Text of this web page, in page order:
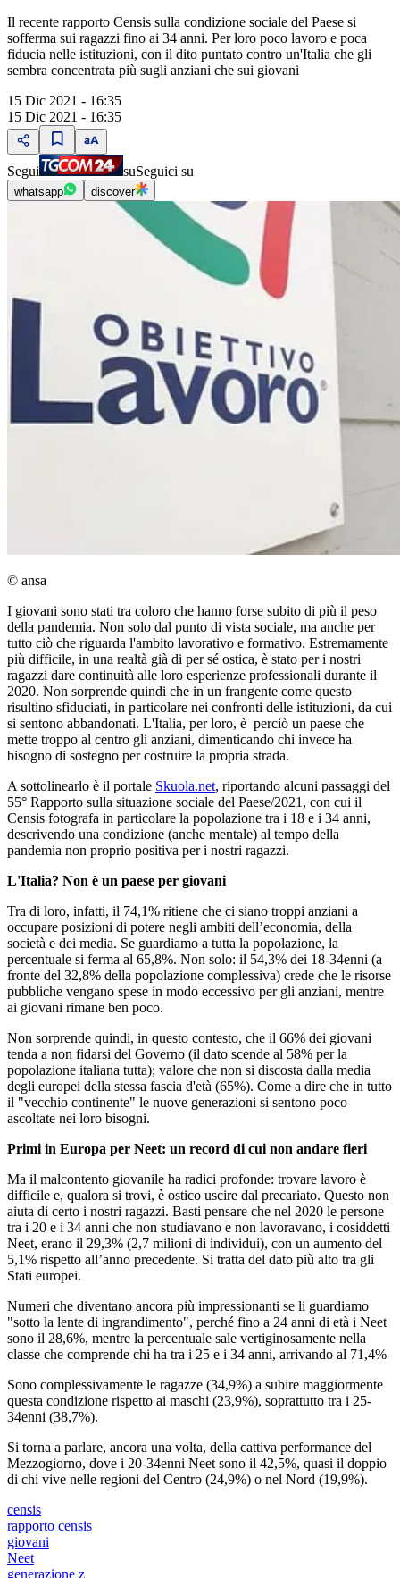
Il recente rapporto Censis sulla condizione sociale del Paese si
sofferma sui ragazzi fino ai 34 anni. Per loro poco lavoro e poca
fiducia nelle istituzioni, con il dito puntato contro un'Italia che gli
sembra concentrata più sugli anziani che sui giovani
15 Dic 2021 - 16:35
15 Dic 2021 - 16:35
Segui suSeguici su
whatsapp discover
© ansa
I giovani sono stati tra coloro che hanno forse subito di più il peso
della pandemia. Non solo dal punto di vista sociale, ma anche per
tutto ciò che riguarda l'ambito lavorativo e formativo. Estremamente
più difficile, in una realtà già di per sé ostica, è stato per i nostri
ragazzi dare continuità alle loro esperienze professionali durante il
2020. Non sorprende quindi che in un frangente come questo
risultino sfiduciati, in particolare nei confronti delle istituzioni, da cui
si sentono abbandonati. L'Italia, per loro, è perciò un paese che
mette troppo al centro gli anziani, dimenticando chi invece ha
bisogno di sostegno per costruire la propria strada.
A sottolinearlo è il portale Skuola.net, riportando alcuni passaggi del
55° Rapporto sulla situazione sociale del Paese/2021, con cui il
Censis fotografa in particolare la popolazione tra i 18 e i 34 anni,
descrivendo una condizione (anche mentale) al tempo della
pandemia non proprio positiva per i nostri ragazzi.
L'Italia? Non è un paese per giovani
Tra di loro, infatti, il 74,1% ritiene che ci siano troppi anziani a
occupare posizioni di potere negli ambiti dell’economia, della
società e dei media. Se guardiamo a tutta la popolazione, la
percentuale si ferma al 65,8%. Non solo: il 54,3% dei 18-34enni (a
fronte del 32,8% della popolazione complessiva) crede che le risorse
pubbliche vengano spese in modo eccessivo per gli anziani, mentre
ai giovani rimane ben poco.
Non sorprende quindi, in questo contesto, che il 66% dei giovani
tenda a non fidarsi del Governo (il dato scende al 58% per la
popolazione italiana tutta); valore che non si discosta dalla media
degli europei della stessa fascia d'età (65%). Come a dire che in tutto
il "vecchio continente" le nuove generazioni si sentono poco
ascoltate nei loro bisogni.
Primi in Europa per Neet: un record di cui non andare fieri
Ma il malcontento giovanile ha radici profonde: trovare lavoro è
difficile e, qualora si trovi, è ostico uscire dal precariato. Questo non
aiuta di certo i nostri ragazzi. Basti pensare che nel 2020 le persone
tra i 20 e i 34 anni che non studiavano e non lavoravano, i cosiddetti
Neet, erano il 29,3% (2,7 milioni di individui), con un aumento del
5,1% rispetto all’anno precedente. Si tratta del dato più alto tra gli
Stati europei.
Numeri che diventano ancora più impressionanti se li guardiamo
"sotto la lente di ingrandimento", perché fino a 24 anni di età i Neet
sono il 28,6%, mentre la percentuale sale vertiginosamente nella
classe che comprende chi ha tra i 25 e i 34 anni, arrivando al 71,4%
Sono complessivamente le ragazze (34,9%) a subire maggiormente
questa condizione rispetto ai maschi (23,9%), soprattutto tra i 25-
34enni (38,7%).
Si torna a parlare, ancora una volta, della cattiva performance del
Mezzogiorno, dove i 20-34enni Neet sono il 42,5%, quasi il doppio
di chi vive nelle regioni del Centro (24,9%) o nel Nord (19,9%).
censis
rapporto censis
giovani
Neet
generazione z